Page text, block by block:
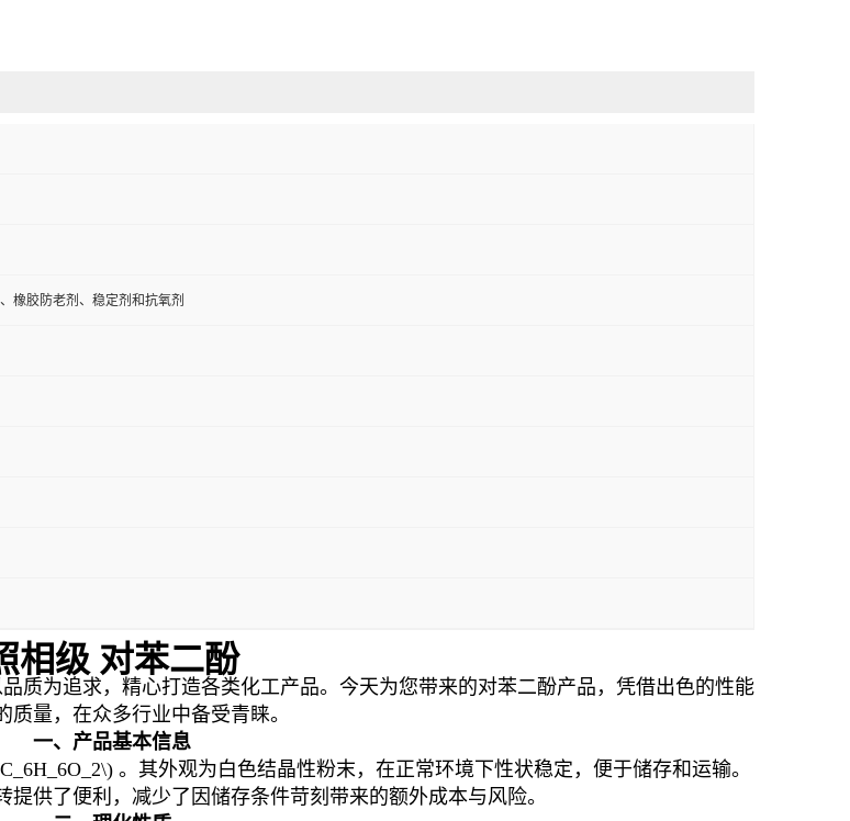
橡胶防老剂、稳定剂和抗氧剂
相级 对苯二酚
质为追求，精心打造各类化工产品。今天为您带来的对苯二酚产品，凭借出色的性能
质量，在众多行业中备受青睐。
一、产品基本信息
。其外观为白色结晶性粉末，在正常环境下性状稳定，便于储存和运输。
供了便利，减少了因储存条件苛刻带来的额外成本与风险。